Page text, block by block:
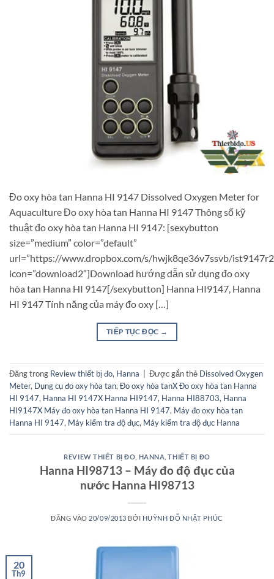
Đo oxy hòa tan Hanna HI 9147 Dissolved Oxygen Meter for
Aquaculture Đo oxy hòa tan Hanna HI 9147 Thông số kỹ
thuật đo oxy hòa tan Hanna HI 9147: [sexybutton
size=”medium” color=”default”
url=”https://www.dropbox.com/s/hwjk8qe36v7ssvb/
icon=”download2″]Download hướng dẫn sử dụng đo oxy
hòa tan Hanna HI 9147[/sexybutton] Hanna HI9147, Hanna
HI 9147 Tính năng của máy đo oxy […]
TIẾP TỤC ĐỌC →
Đăng trong Review thiết bị đo, Hanna Được gắn thẻ Dissolved Oxygen
Meter, Dụng cụ đo oxy hòa tan, Đo oxy hòa tanX Đo oxy hòa tan Hanna
HI 9147, Hanna HI 9147X Hanna HI9147, Hanna HI88703, Hanna
HI9147X Máy đo oxy hòa tan Hanna HI 9147, Máy đo oxy hòa tan
Hanna HI 9147, Máy kiểm tra độ đục, Máy kiểm tra độ đục Hanna
REVIEW THIẾT BỊ ĐO HANNA ,THIẾT BỊ ĐO
Hanna HI98713 – Máy đo độ đục của
nước Hanna HI98713
ĐĂNG VÀO 20/09/2013 BỞI HUỲNH ĐỖ NHẬT PHÚC
20
Th9